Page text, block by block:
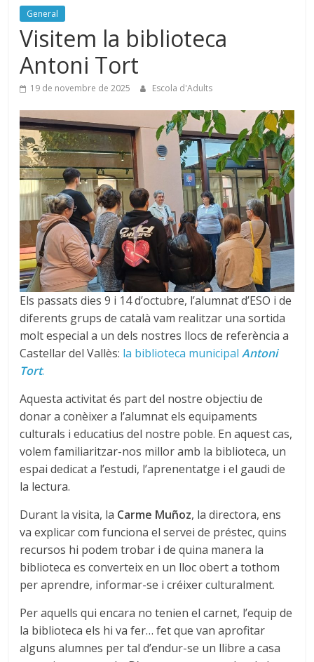
General
Visitem la biblioteca
Antoni Tort
19 de novembre de 2025 Escola d'Adults
Els passats dies 9 i 14 d’octubre, l’alumnat d’ESO i de
diferents grups de català vam realitzar una sortida
molt especial a un dels nostres llocs de referència a
Castellar del Vallès: la biblioteca municipalAntoni
Tort.
Aquesta activitat és part del nostre objectiu de
donar a conèixer a l’alumnat els equipaments
culturals i educatius del nostre poble. En aquest cas,
volem familiaritzar-nos millor amb la biblioteca, un
espai dedicat a l’estudi, l’aprenentatge i el gaudi de
la lectura.
Durant la visita, la Carme Muñoz, la directora, ens
va explicar com funciona el servei de préstec, quins
recursos hi podem trobar i de quina manera la
biblioteca es converteix en un lloc obert a tothom
per aprendre, informar-se i créixer culturalment.
Per aquells qui encara no tenien el carnet, l’equip de
la biblioteca els hi va fer… fet que van aprofitar
alguns alumnes per tal d’endur-se un llibre a casa